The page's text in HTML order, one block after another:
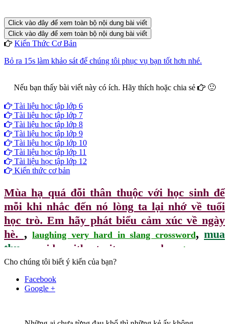
Click vào đây để xem toàn bộ nội dung bài viết
Click vào đây để xem toàn bộ nội dung bài viết
Kiến Thức Cơ Bản
Bỏ ra 15s làm khảo sát để chúng tôi phục vụ bạn tốt hơn nhé.
Nếu bạn thấy bài viết này có ích. Hãy thích hoặc chia sẻ
🙂
Tài liệu học tập lớp 6
Tài liệu học tập lớp 7
Tài liệu học tập lớp 8
Tài liệu học tập lớp 9
Tài liệu học tập lớp 10
Tài liệu học tập lớp 11
Tài liệu học tập lớp 12
Kiến thức cơ bản
Mùa hạ quá đỗi thân thuộc với học sinh để
mỗi khi nhắc đến nó lòng ta lại nhớ về tuổi
học trò. Em hãy phát biểu cảm xúc về ngày
hè. , laughing very hard in slang crossword, mua
thu
provides with a trait crossword muah
Cho chúng tôi biết ý kiến của bạn?
Facebook
Google +